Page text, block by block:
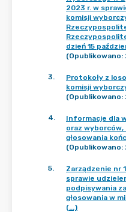
2023 r. w
komisji
dzień 15
3.
Protokoły z
komisji
4.
Informacje dla
oraz
głosowania
5.
Zarządzenie nr
sprawie
podpisywania
głosowania w
(...)